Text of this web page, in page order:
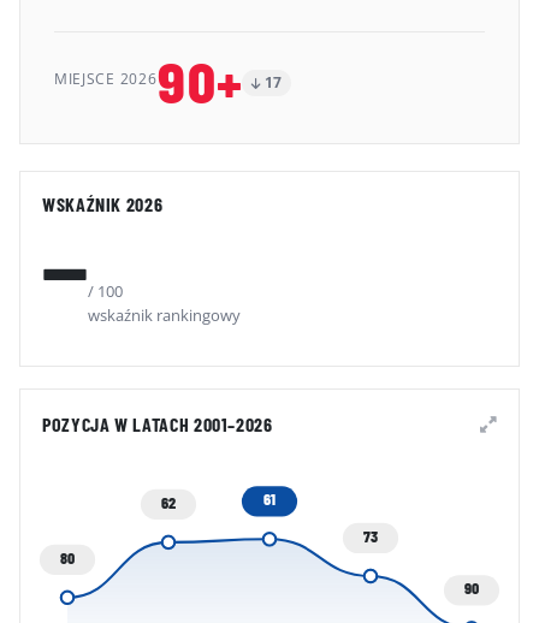
MIEJSCE 202690+ 17
WSKAŹNIK 2026
—/ 100
wskaźnik rankingowy
POZYCJA W LATACH 2001–2026
80
62
61
73
90